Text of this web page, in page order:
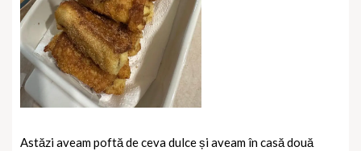
Astăzi aveam poftă de ceva dulce și aveam în casă două